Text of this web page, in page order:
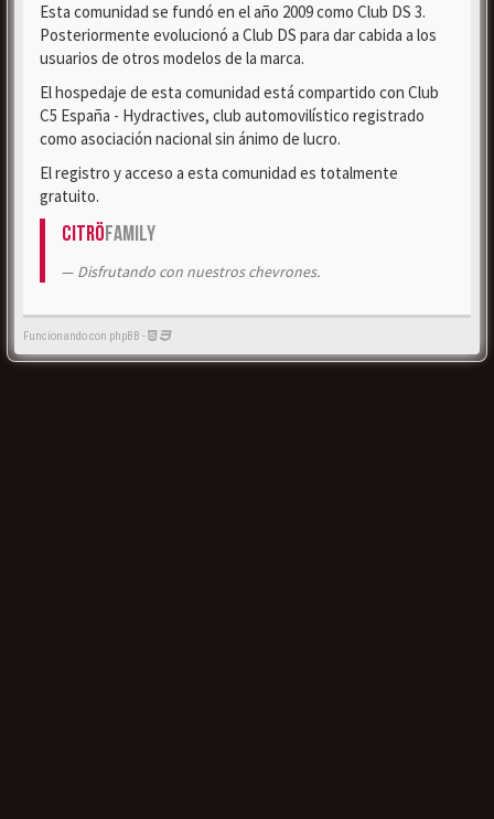
Esta comunidad se fundó en el año 2009 como Club DS 3.
Posteriormente evolucionó a Club DS para dar cabida a los
usuarios de otros modelos de la marca.
El hospedaje de esta comunidad está compartido con Club
C5 España - Hydractives, club automovilístico registrado
como asociación nacional sin ánimo de lucro.
El registro y acceso a esta comunidad es totalmente
gratuito.
CitröFamily
Disfrutando con nuestros chevrones.
Funcionando con phpBB -